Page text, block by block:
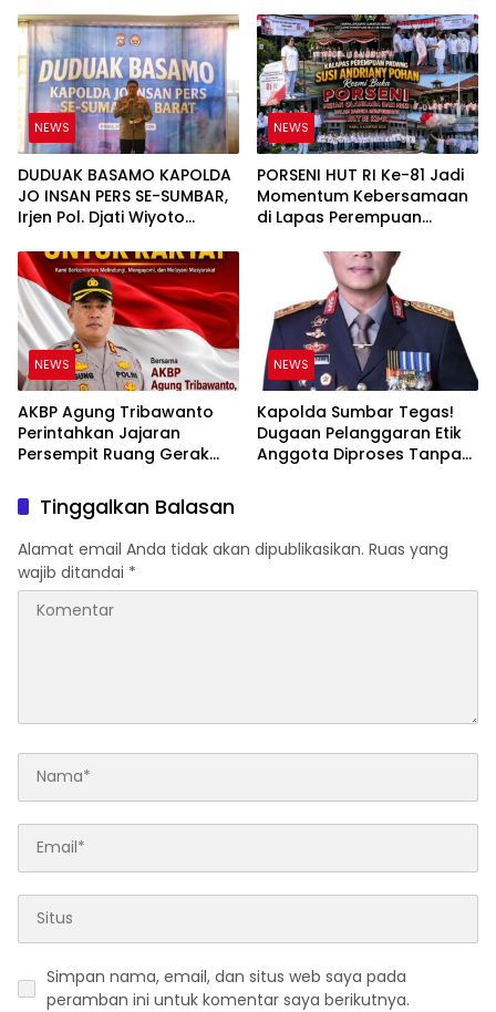
PT UHA Diminta Diselidiki
Tuntas
Bukan Sekadar Slogan
NEWS
DUDUAK BASAMO KAPOLDA
JO INSAN PERS SE-SUMBAR,
Irjen Pol. Djati Wiyoto
Ruang bagi Pelanggar
Hukum di Internal Polri
NEWS
PORSENI HUT RI Ke-81 Jadi
Momentum Kebersamaan
di Lapas Perempuan
NEWS
AKBP Agung Tribawanto
Perintahkan Jajaran
Persempit Ruang Gerak
Pasaman Barat
NEWS
Kapolda Sumbar Tegas!
Dugaan Pelanggaran Etik
Anggota Diproses Tanpa
Tinggalkan Balasan
Alamat email Anda tidak akan dipublikasikan. Ruas yang
wajib ditandai *
Simpan nama, email, dan situs web saya pada
peramban ini untuk komentar saya berikutnya.